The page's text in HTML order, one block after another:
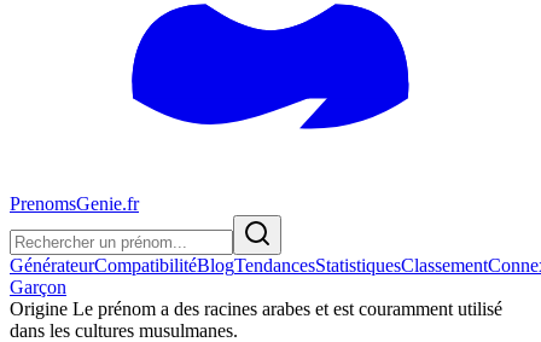
PrenomsGenie.fr
GénérateurCompatibilitéBlogTendancesStatistiquesClassement
Garçon
Origine Le prénom a des racines arabes et est couramment utilisé
dans les cultures musulmanes.